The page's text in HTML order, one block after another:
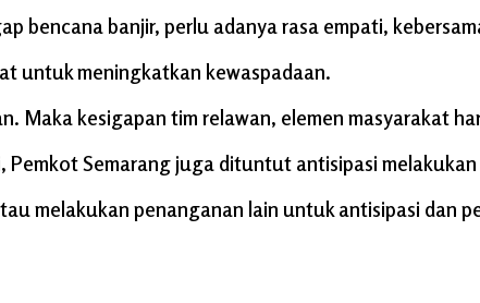
bencana banjir, perlu adanya rasa empati,
untuk meningkatkan kewaspadaan.
Maka kesigapan tim relawan, elemen masyarakat
Pemkot Semarang juga dituntut antisipasi
melakukan penanganan lain untuk antisipasi dan